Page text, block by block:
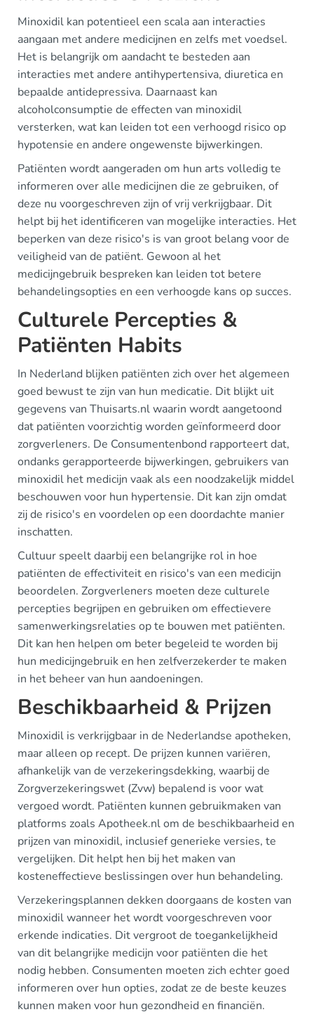
Minoxidil kan potentieel een scala aan interacties
aangaan met andere medicijnen en zelfs met voedsel.
Het is belangrijk om aandacht te besteden aan
interacties met andere antihypertensiva, diuretica en
bepaalde antidepressiva. Daarnaast kan
alcoholconsumptie de effecten van minoxidil
versterken, wat kan leiden tot een verhoogd risico op
hypotensie en andere ongewenste bijwerkingen.
Patiënten wordt aangeraden om hun arts volledig te
informeren over alle medicijnen die ze gebruiken, of
deze nu voorgeschreven zijn of vrij verkrijgbaar. Dit
helpt bij het identificeren van mogelijke interacties. Het
beperken van deze risico's is van groot belang voor de
veiligheid van de patiënt. Gewoon al het
medicijngebruik bespreken kan leiden tot betere
behandelingsopties en een verhoogde kans op succes.
Culturele Percepties &
Patiënten Habits
In Nederland blijken patiënten zich over het algemeen
goed bewust te zijn van hun medicatie. Dit blijkt uit
gegevens van Thuisarts.nl waarin wordt aangetoond
dat patiënten voorzichtig worden geïnformeerd door
zorgverleners. De Consumentenbond rapporteert dat,
ondanks gerapporteerde bijwerkingen, gebruikers van
minoxidil het medicijn vaak als een noodzakelijk middel
beschouwen voor hun hypertensie. Dit kan zijn omdat
zij de risico's en voordelen op een doordachte manier
inschatten.
Cultuur speelt daarbij een belangrijke rol in hoe
patiënten de effectiviteit en risico's van een medicijn
beoordelen. Zorgverleners moeten deze culturele
percepties begrijpen en gebruiken om effectievere
samenwerkingsrelaties op te bouwen met patiënten.
Dit kan hen helpen om beter begeleid te worden bij
hun medicijngebruik en hen zelfverzekerder te maken
in het beheer van hun aandoeningen.
Beschikbaarheid & Prijzen
Minoxidil is verkrijgbaar in de Nederlandse apotheken,
maar alleen op recept. De prijzen kunnen variëren,
afhankelijk van de verzekeringsdekking, waarbij de
Zorgverzekeringswet (Zvw) bepalend is voor wat
vergoed wordt. Patiënten kunnen gebruikmaken van
platforms zoals Apotheek.nl om de beschikbaarheid en
prijzen van minoxidil, inclusief generieke versies, te
vergelijken. Dit helpt hen bij het maken van
kosteneffectieve beslissingen over hun behandeling.
Verzekeringsplannen dekken doorgaans de kosten van
minoxidil wanneer het wordt voorgeschreven voor
erkende indicaties. Dit vergroot de toegankelijkheid
van dit belangrijke medicijn voor patiënten die het
nodig hebben. Consumenten moeten zich echter goed
informeren over hun opties, zodat ze de beste keuzes
kunnen maken voor hun gezondheid en financiën.